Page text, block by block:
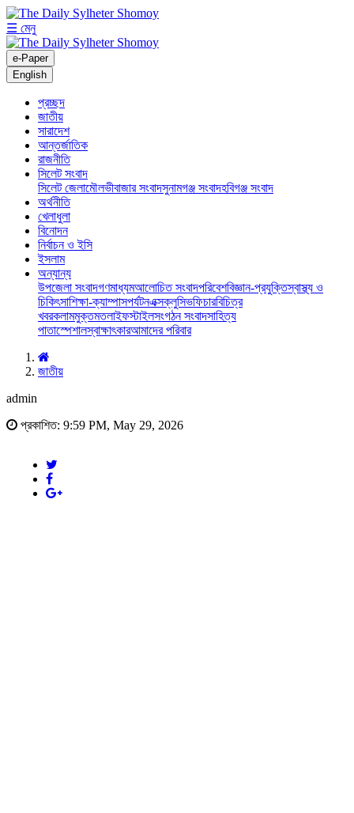
☰ মেনু
e-Paper
English
প্রচ্ছদ
জাতীয়
সারাদেশ
আন্তর্জাতিক
রাজনীতি
সিলেট সংবাদ
সিলেট জেলামৌলভীবাজার সংবাদসুনামগঞ্জ সংবাদহবিগঞ্জ সংবাদ
অর্থনীতি
খেলাধুলা
বিনোদন
নির্বাচন ও ইসি
ইসলাম
অন্যান্য
উপজেলা সংবাদগণমাধ্যমআলোচিত সংবাদপরিবেশবিজ্ঞান-প্রযুক্তিস্বাস্থ্য ও
চিকিৎসাশিক্ষা-ক্যাম্পাসপর্যটনএক্সক্লুসিভফিচারবিচিত্র
খবরকলামমুক্তমতলাইফস্টাইলসংগঠন সংবাদসাহিত্য
পাতাস্পেশালস্বাক্ষাৎকারআমাদের পরিবার
জাতীয়
admin
প্রকাশিত: 9:59 PM, May 29, 2026